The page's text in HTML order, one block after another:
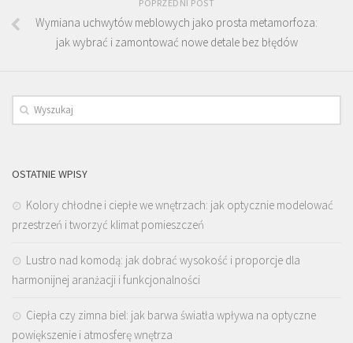
POPRZEDNI POST
Wymiana uchwytów meblowych jako prosta metamorfoza:
jak wybrać i zamontować nowe detale bez błędów
OSTATNIE WPISY
Kolory chłodne i ciepłe we wnętrzach: jak optycznie modelować
przestrzeń i tworzyć klimat pomieszczeń
Lustro nad komodą: jak dobrać wysokość i proporcje dla
harmonijnej aranżacji i funkcjonalności
Ciepła czy zimna biel: jak barwa światła wpływa na optyczne
powiększenie i atmosferę wnętrza